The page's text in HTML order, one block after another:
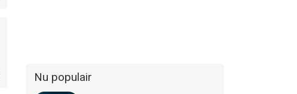
Nu populair